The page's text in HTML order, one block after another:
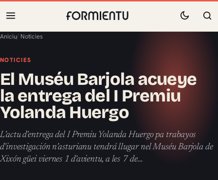
Aniciu/ Noticies
NOTICIES
El Muséu Barjola acueye
la entrega del I Premiu
Yolanda Huergo
L’actu d’entrega del I Premiu Yolanda Huergo pa trabayos
d’investigación n’asturianu tendrá llugar nel Muséu Barjola de
Xixón güei viernes 1 d’avientu, a les 7 de…